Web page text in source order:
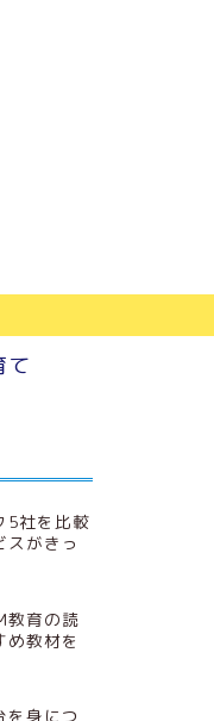
て
5社を比較
スがきっ
教育の読
め教材を
を身につ